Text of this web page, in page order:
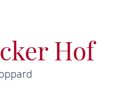
Hof